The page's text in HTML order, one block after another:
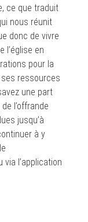
ce que traduit
nous réunit
donc de vivre
l’église en
pour la
ressources
une part
l’offrande
jusqu’à
à y
via l’application